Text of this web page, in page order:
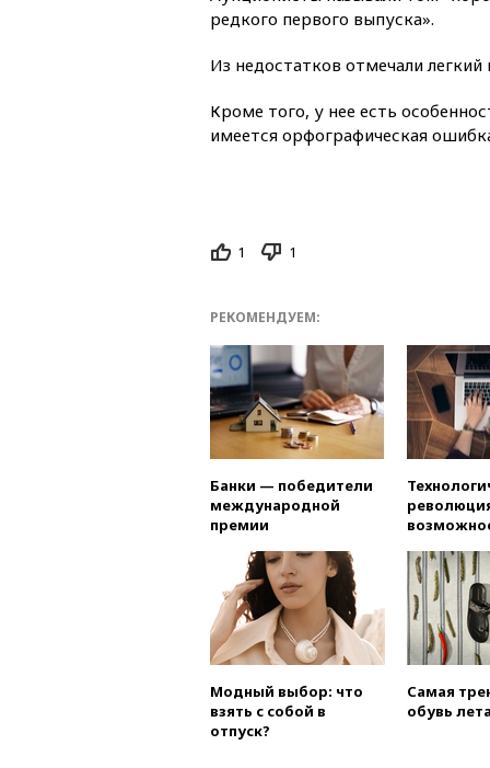
редкого первого выпуска».
Из недостатков отмечали легкий
Кроме того, у нее есть
имеется орфографическая
1 1
РЕКОМЕНДУЕМ:
Банки — победители
международной
премии
Модный выбор: что
взять с собой в
отпуск?
Самая
обувь